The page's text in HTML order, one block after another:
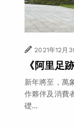
2021年12月
《阿里足
新年將至，萬
作夥伴及消費
礎...